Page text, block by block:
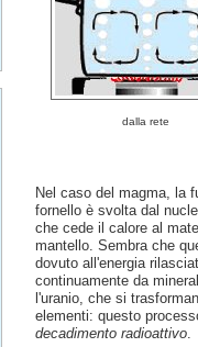
dalla rete
Nel caso del magma, la
fornello è svolta dal
che cede il calore al
mantello. Sembra che
dovuto all'energia
continuamente da
l'uranio, che si
elementi: questo
decadimento radioattivo.